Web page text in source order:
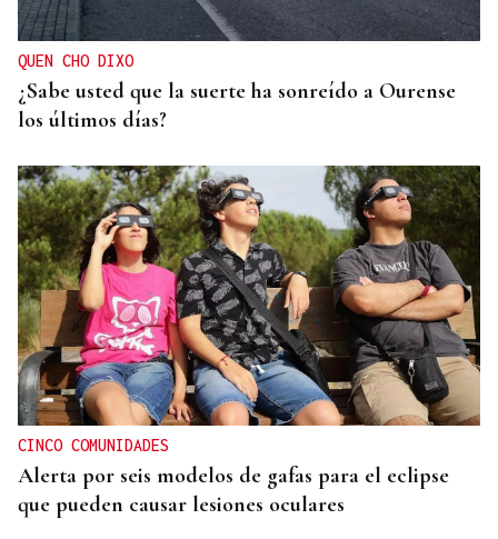
QUEN CHO DIXO
¿Sabe usted que la suerte ha sonreído a Ourense
los últimos días?
CINCO COMUNIDADES
Alerta por seis modelos de gafas para el eclipse
que pueden causar lesiones oculares